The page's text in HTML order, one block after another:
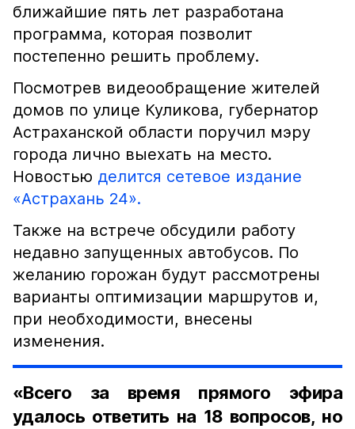
ближайшие пять лет разработана
программа, которая позволит
постепенно решить проблему.
Посмотрев видеообращение жителей
домов по улице Куликова, губернатор
Астраханской области поручил мэру
города лично выехать на место.
Новостью делится сетевое издание
«Астрахань 24».
Также на встрече обсудили работу
недавно запущенных автобусов. По
желанию горожан будут рассмотрены
варианты оптимизации маршрутов и,
при необходимости, внесены
изменения.
«Всего за время прямого эфира
удалось ответить на 18 вопросов, но